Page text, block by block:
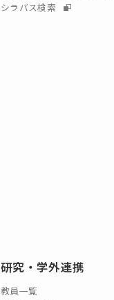
シラバス検索
研究・学外連携
教員一覧